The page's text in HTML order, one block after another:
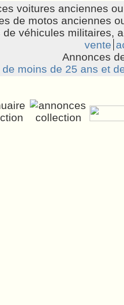
voitures anciennes
de motos anciennes
de véhicules militaires,
vente
Annonces
moins de 25 ans et